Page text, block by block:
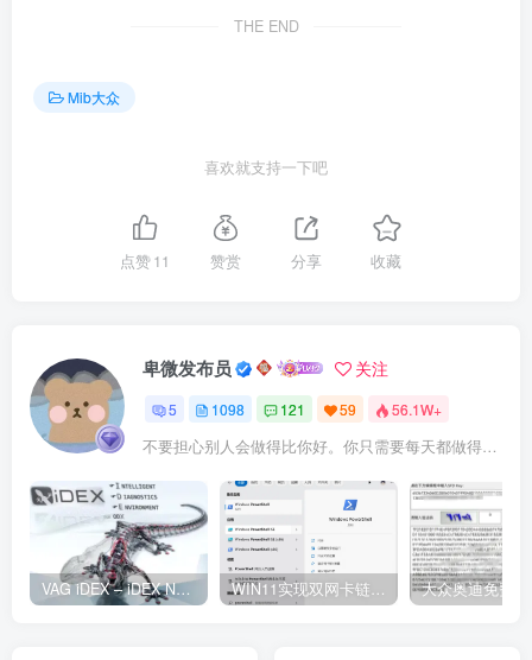
THE END
Mib大众
喜欢就支持一下吧
点赞11 赞赏 分享 收藏
卑微发布员 关注
5 1098 121 59 56.1W+
不要担心别人会做得比你好。你只需要每天都做得比前一天好就可以了
VAG iDEX – iDEX Neo ODX 智能诊断环境2.5.0.2 WIN11实现双网卡链路聚合/端口聚合(需要路由器支持聚合)